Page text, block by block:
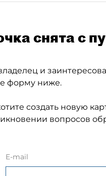
снята с
и
форму ниже.
создать новую
вопросов
E-mail